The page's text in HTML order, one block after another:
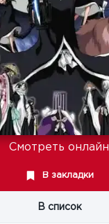
Смотреть онлайн
В закладки
В список